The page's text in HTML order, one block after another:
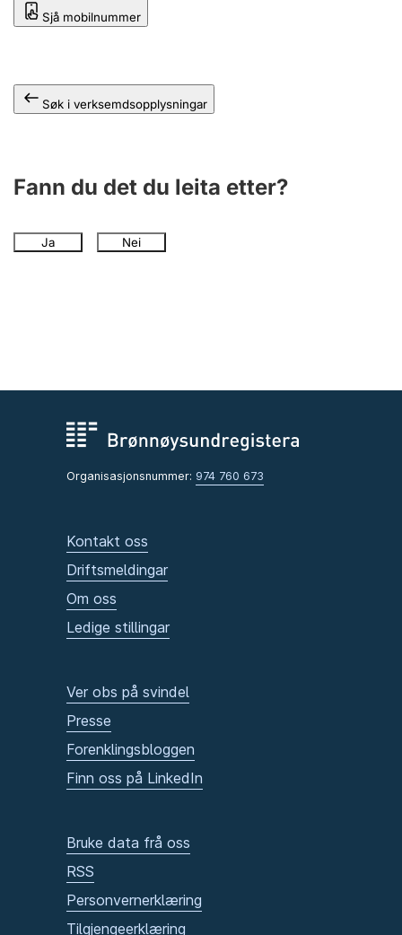
Sjå mobilnummer
Søk i verksemdsopplysningar
Fann du det du leita etter?
Ja Nei
Organisasjonsnummer: 974 760 673
Kontakt oss
Driftsmeldingar
Om oss
Ledige stillingar
Ver obs på svindel
Presse
Forenklingsbloggen
Finn oss på LinkedIn
Bruke data frå oss
RSS
Personvernerklæring
Tilgjengeerklæring